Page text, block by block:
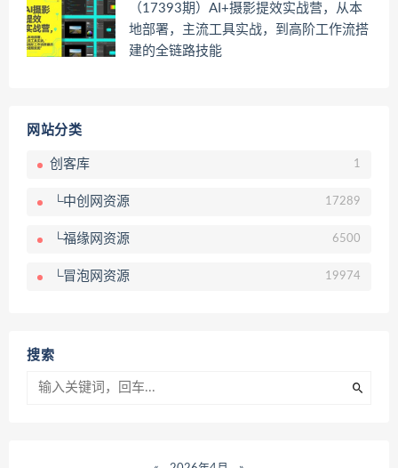
（17393期）AI+摄影提效实战营，从本
地部署，主流工具实战，到高阶工作流搭
建的全链路技能
网站分类
创客库 1
└中创网资源 17289
└福缘网资源 6500
└冒泡网资源 19974
搜索